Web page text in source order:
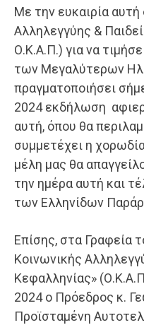
​Με την ευκαιρία
Αλληλεγγύης &
Ο.Κ.Α.Π.) για να
των Μεγαλύτερων
πραγματοποιήσει
2024 εκδήλωση
αυτή, όπου θα
συμμετέχει η
μέλη μας θα
την ημέρα αυτή και
των Ελληνίδων
​Επίσης, στα Γραφεία
Κοινωνικής
Κεφαλληνίας»
2024 ο Πρόεδρος κ.
Προϊσταμένη